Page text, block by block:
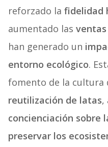
reforzado la fidelidad
aumentado las
han generado un
entorno ecológico.
fomento de la cultura
reutilización de latas,
concienciación sobre
preservar los